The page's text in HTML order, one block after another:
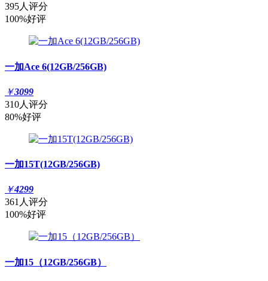
395人评分
100%好评
一加Ace 6(12GB/256GB)
￥3099
310人评分
80%好评
一加15T(12GB/256GB)
￥4299
361人评分
100%好评
一加15（12GB/256GB）